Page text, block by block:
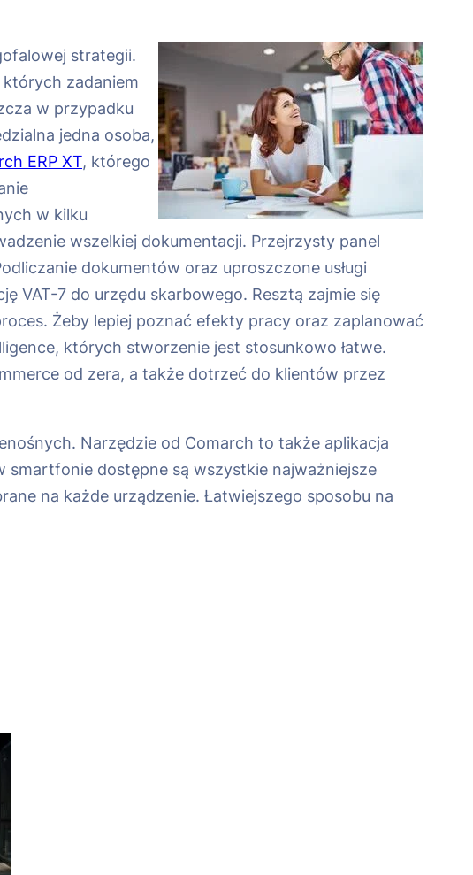
strategii.
których zadaniem
w przypadku
jedna osoba,
ERP XT, którego
w kilku
wszelkiej dokumentacji. Przejrzysty panel
dokumentów oraz uproszczone usługi
VAT-7 do urzędu skarbowego. Resztą zajmie się
Żeby lepiej poznać efekty pracy oraz zaplanować
których stworzenie jest stosunkowo łatwe.
od zera, a także dotrzeć do klientów przez
Narzędzie od Comarch to także aplikacja
smartfonie dostępne są wszystkie najważniejsze
na każde urządzenie. Łatwiejszego sposobu na